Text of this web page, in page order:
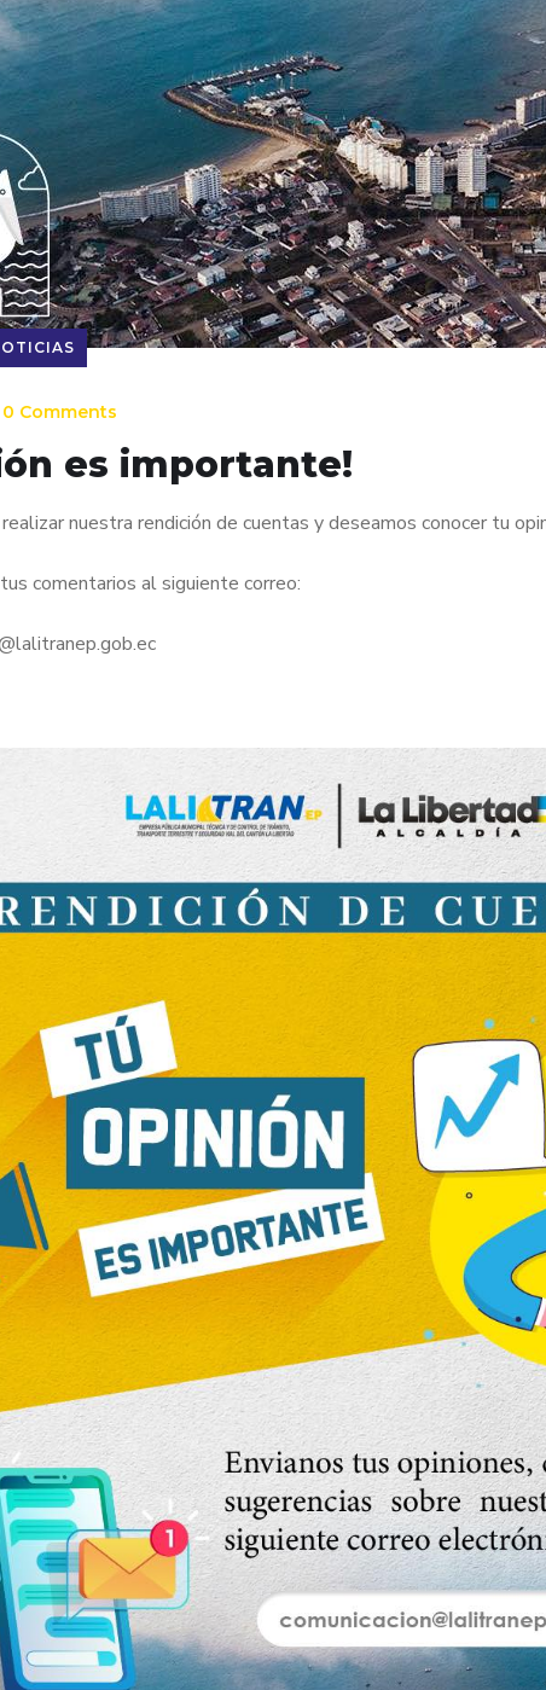
0 Comments
es importante!
nuestra rendición de cuentas y deseamos conocer tu
comentarios al siguiente correo: